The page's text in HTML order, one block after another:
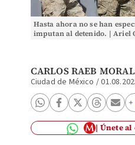
Hasta ahora no se han
imputan al detenido. | Ariel
CARLOS RAEB
Ciudad de México /
Únete al